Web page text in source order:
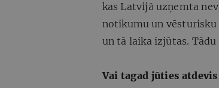
kas Latvijā uzņemta
notikumu un
un tā laika izjūtas.
Vai tagad jūties